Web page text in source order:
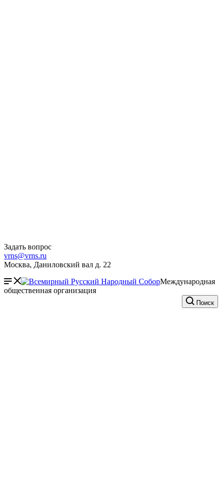
Задать вопрос
vrns@vrns.ru
Москва, Даниловский вал д. 22
Международная
общественная организация
Поиск